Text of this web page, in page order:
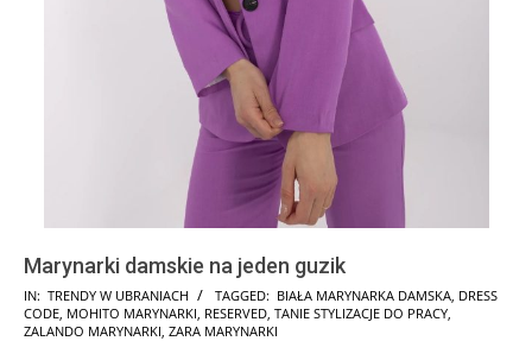
Marynarki damskie na jeden guzik
2025-
07-
IN: TRENDY W UBRANIACH TAGGED: BIAŁA MARYNARKA DAMSKA, DRESS
CODE, MOHITO MARYNARKI, RESERVED, TANIE STYLIZACJE DO PRACY,
ZALANDO MARYNARKI, ZARA MARYNARKI